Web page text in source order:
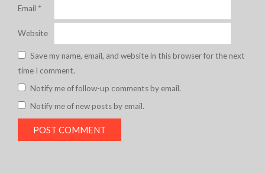
Email *
Website
Save my name, email, and website in this browser for the next
time I comment.
Notify me of follow-up comments by email.
Notify me of new posts by email.